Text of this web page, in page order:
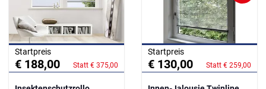
Startpreis
€ 188,00 Statt € 375,00
Startpreis
€ 130,00 Statt € 259,00